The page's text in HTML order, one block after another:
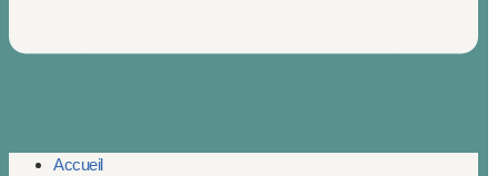
Accueil